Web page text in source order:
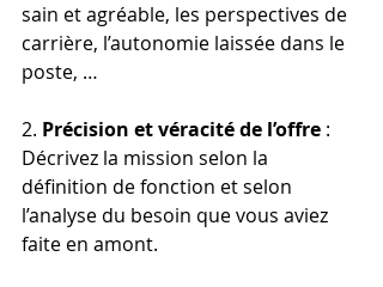
sain et agréable, les perspectives de
carrière, l’autonomie laissée dans le
poste, …
2. Précision et véracité de l’offre :
Décrivez la mission selon la
définition de fonction et selon
l’analyse du besoin que vous aviez
faite en amont.